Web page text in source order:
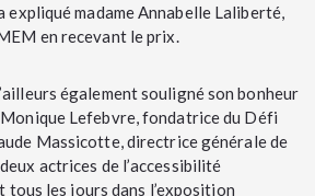
expliqué madame Annabelle Laliberté,
en recevant le prix.
également souligné son bonheur
Lefebvre, fondatrice du Défi
Massicotte, directrice générale de
actrices de l’accessibilité
tous les jours dans l’exposition